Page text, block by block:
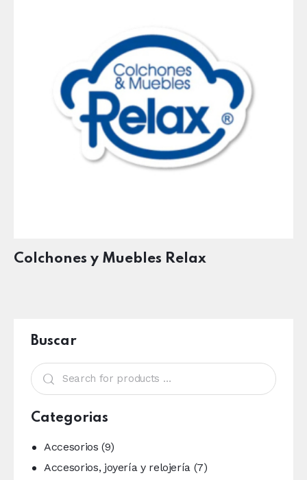
Colchones y Muebles Relax
Buscar
Categorias
Accesorios (9)
Accesorios, joyería y relojería (7)